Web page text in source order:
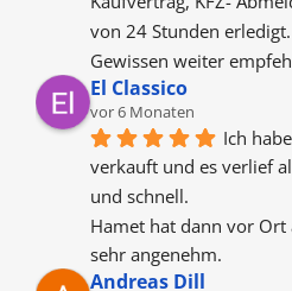
von 24 Stunden
Gewissen weiter
El Classico
vor 6 Monaten
Ich
verkauft und es verlief
und schnell.
Hamet hat dann vor
sehr angenehm.
Andreas Dill